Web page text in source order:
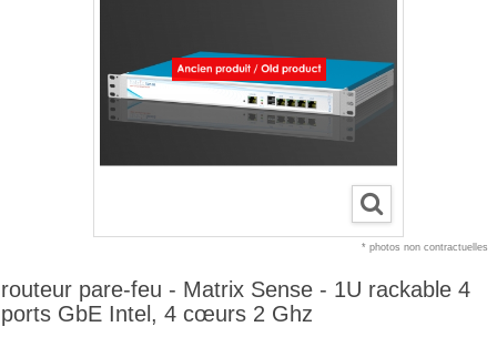
* photos non contractuelles
routeur pare-feu - Matrix Sense - 1U rackable 4
ports GbE Intel, 4 cœurs 2 Ghz